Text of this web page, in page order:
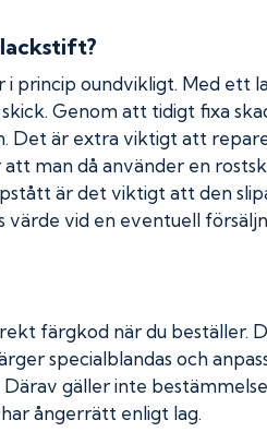
princip oundvikligt. Med ett
Genom att tidigt fixa
Det är extra viktigt att
man då använder en
är det viktigt att den
värde vid en eventuell
färgkod när du beställer.
specialblandas och
gäller inte
ångerrätt enligt lag.